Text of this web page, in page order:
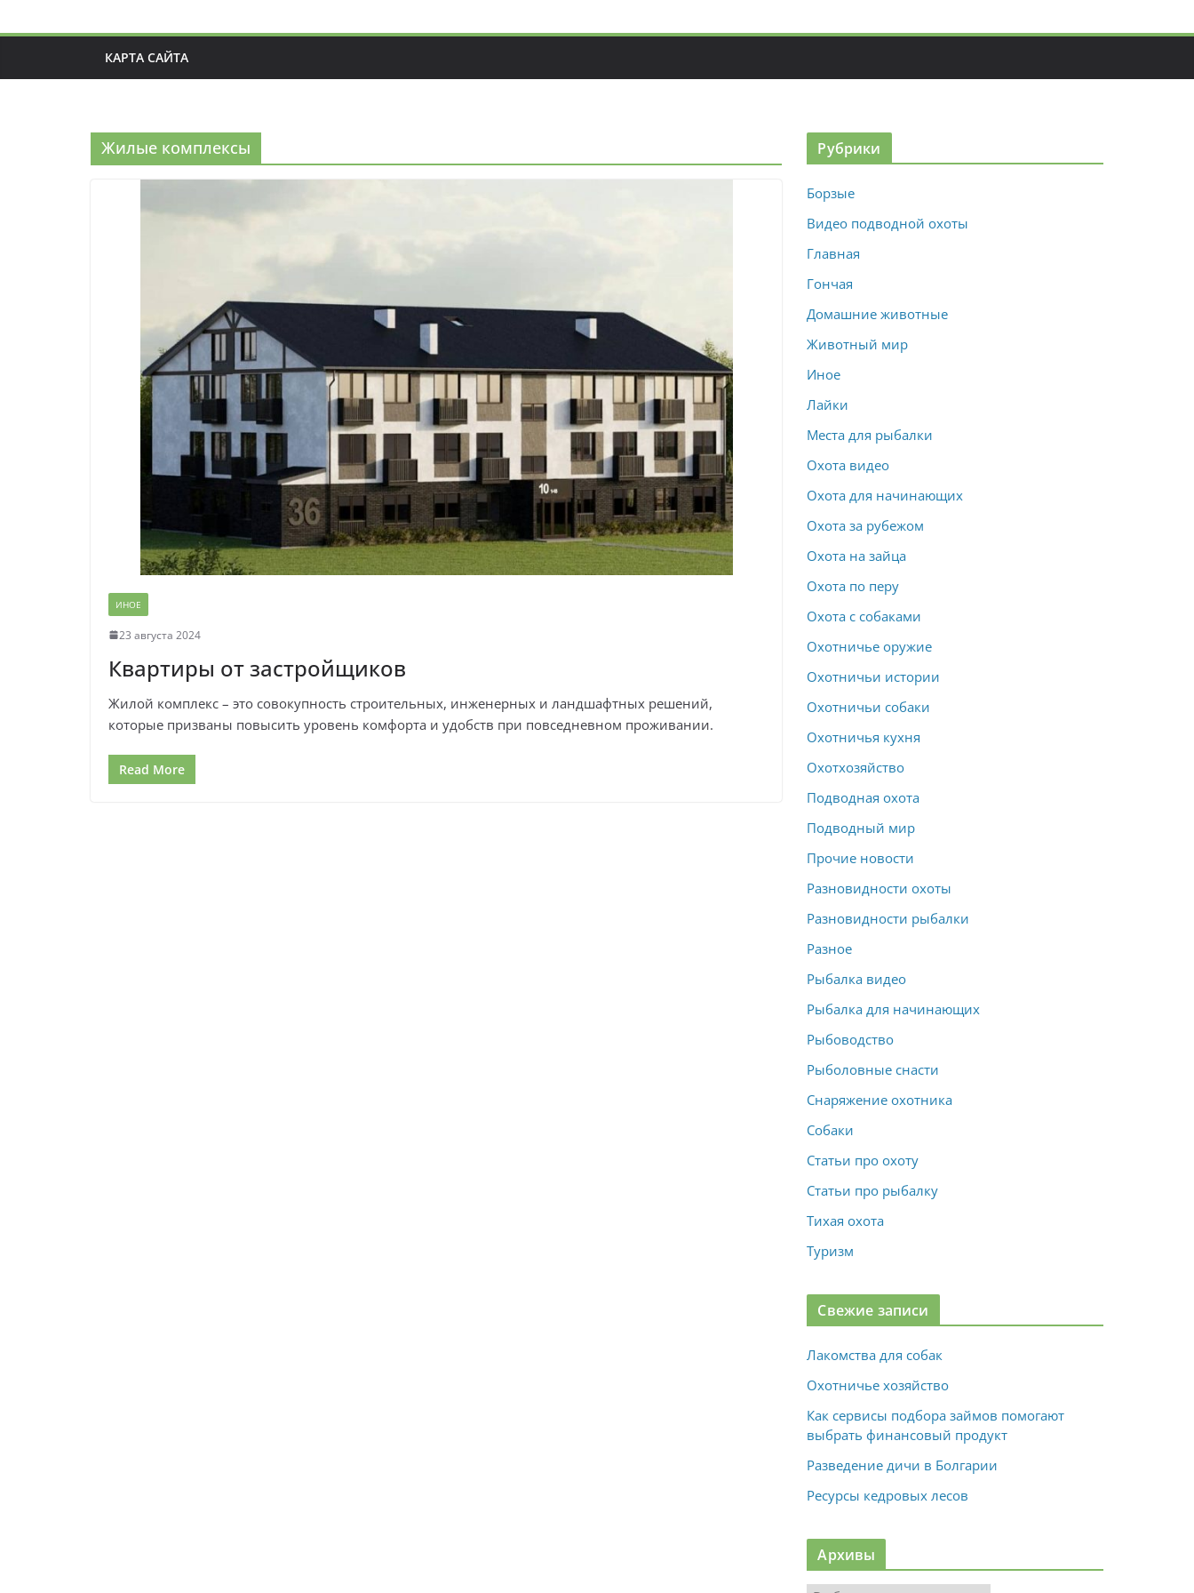
КАРТА САЙТА
Жилые комплексы
ИНОЕ
23 августа 2024
Квартиры от застройщиков
Жилой комплекс – это совокупность строительных, инженерных и ландшафтных решений,
которые призваны повысить уровень комфорта и удобств при повседневном проживании.
Read More
Рубрики
Борзые
Видео подводной охоты
Главная
Гончая
Домашние животные
Животный мир
Иное
Лайки
Места для рыбалки
Охота видео
Охота для начинающих
Охота за рубежом
Охота на зайца
Охота по перу
Охота с собаками
Охотничье оружие
Охотничьи истории
Охотничьи собаки
Охотничья кухня
Охотхозяйство
Подводная охота
Подводный мир
Прочие новости
Разновидности охоты
Разновидности рыбалки
Разное
Рыбалка видео
Рыбалка для начинающих
Рыбоводство
Рыболовные снасти
Снаряжение охотника
Собаки
Статьи про охоту
Статьи про рыбалку
Тихая охота
Туризм
Свежие записи
Лакомства для собак
Охотничье хозяйство
Как сервисы подбора займов помогают
выбрать финансовый продукт
Разведение дичи в Болгарии
Ресурсы кедровых лесов
Архивы